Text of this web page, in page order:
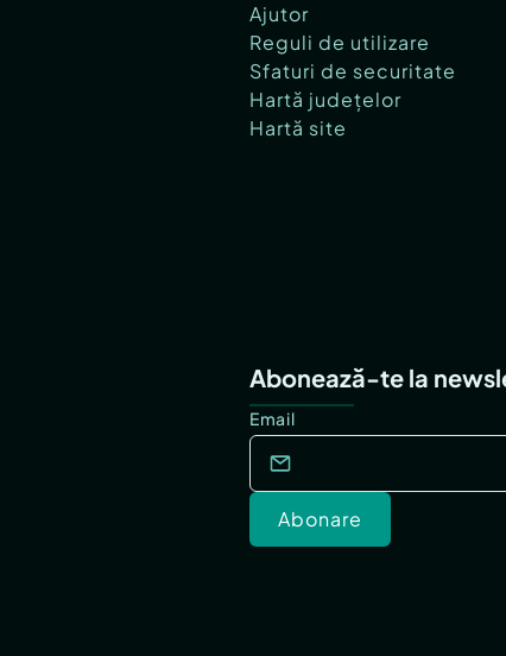
Ajutor
Reguli de utilizare
Sfaturi de securitate
Hartă județelor
Hartă site
Abonează-te la
Email
Abonare